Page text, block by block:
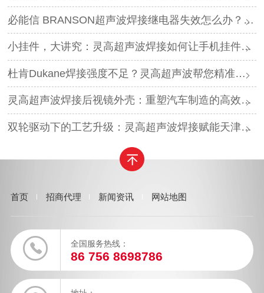
必能信 BRANSON超声波焊接继电器失效怎么办？灵高超声波“四步维修法”精准破局
小挂件，大讲究：灵高超声波焊接如何让手机挂件更“抗造”？
杜肯Dukane焊接强度不足？灵高超声波帮您精准破局
灵高超声波焊接后视镜外壳：重塑汽车制造的高效与美学
双轮驱动下的工艺升级：灵高超声波焊接赋能天津汽车与电子产业
首页 招商代理 新闻资讯 网站地图
全国服务热线：
86 756 8698786